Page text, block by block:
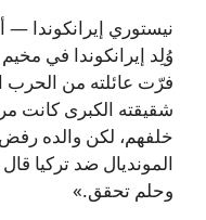
نيستوري إيرانكوندا —
وُلِد إيرانكوندا في مخيم
فرّت عائلته من الحرب
شقيقته الكبرى كانت
خلفهم، لكن والده
المونديال ضد تركيا
وحلم تحقق.»